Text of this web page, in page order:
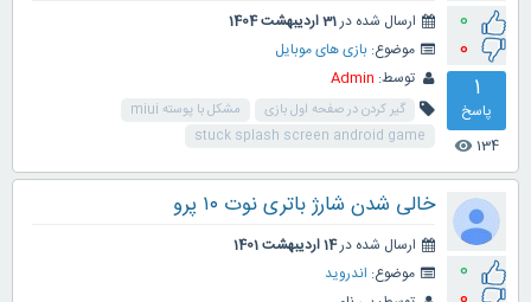
0
0
1
پاسخ
134
visibility
ارسال شده در31 اردیبهشت 1404
موضوع: بازی های موبایل
توسط: Admin
گیر کردن در صفحه اول بازی
مشکل با پوسته miui
stuck splash screen android game
0
خالی شدن شارژ باتری نوت ۱۰ پرو
ارسال شده در14 اردیبهشت 1401
موضوع: اندروید